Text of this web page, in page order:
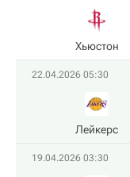
Хьюстон
22.04.2026 05:30
Лейкерс
19.04.2026 03:30